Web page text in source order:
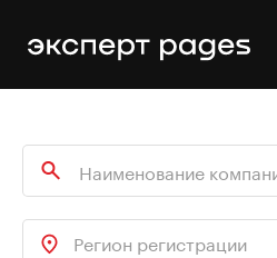
Регион регистрации